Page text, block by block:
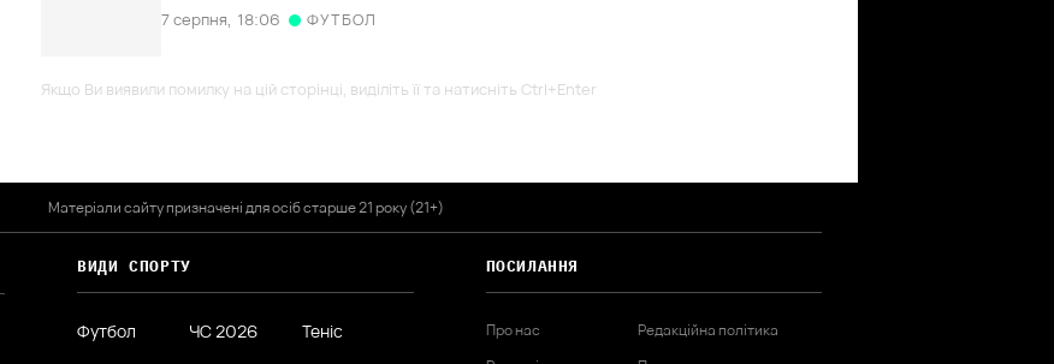
7 серпня, 18:06 ФУТБОЛ
Якщо Ви виявили помилку на цій сторінці, виділіть її та натисніть Ctrl+Enter
Матеріали сайту призначені для осіб старше 21 року (21+)
ВИДИ СПОРТУ
Футбол ЧС 2026
Теніс
ПОСИЛАННЯ
Про нас
Редакційна політика